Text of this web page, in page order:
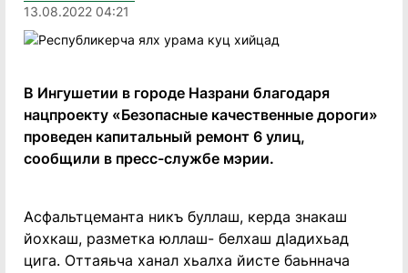
13.08.2022 04:21
В Ингушетии в городе Назрани благодаря
нацпроекту «Безопасные качественные дороги»
проведен капитальный ремонт 6 улиц,
сообщили в пресс-службе мэрии.
Асфальтцеманта никъ буллаш, керда знакаш
йохкаш, разметка юллаш- белхаш дIадихьад
цига. Оттаяьча ханал хьалха йисте баьннача